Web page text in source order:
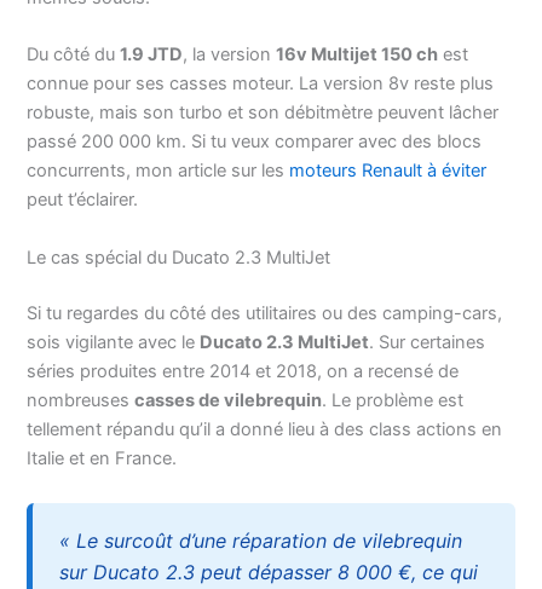
Du côté du1.9 JTD, la version16v Multijet 150 ch est
connue pour ses casses moteur. La version 8v reste plus
robuste, mais son turbo et son débitmètre peuvent lâcher
passé 200 000 km. Si tu veux comparer avec des blocs
concurrents, mon article sur les moteurs Renault à éviter
peut t’éclairer.
Le cas spécial du Ducato 2.3 MultiJet
Si tu regardes du côté des utilitaires ou des camping-cars,
sois vigilante avec le Ducato 2.3 MultiJet. Sur certaines
séries produites entre 2014 et 2018, on a recensé de
nombreusescasses de vilebrequin. Le problème est
tellement répandu qu’il a donné lieu à des class actions en
Italie et en France.
« Le surcoût d’une réparation de vilebrequin
sur Ducato 2.3 peut dépasser 8 000 €, ce qui